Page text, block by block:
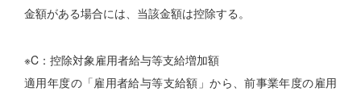
金額がある場合には、当該金額は控除する。
※C：控除対象雇用者給与等支給増加額
適用年度の「雇用者給与等支給額」から、前事業年度の雇用